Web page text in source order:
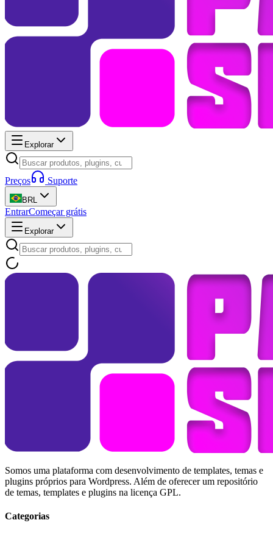
Explorar
Preços Suporte
BRL
EntrarComeçar grátis
Explorar
Somos uma plataforma com desenvolvimento de templates, temas e
plugins próprios para Wordpress. Além de oferecer um repositório
de temas, templates e plugins na licença GPL.
Categorias